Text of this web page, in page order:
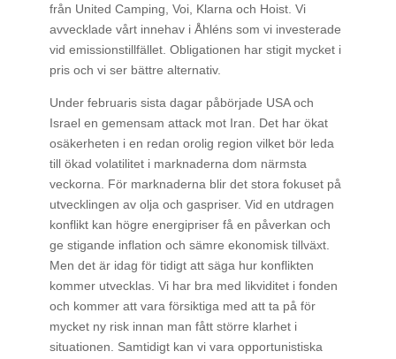
från United Camping, Voi, Klarna och Hoist. Vi
avvecklade vårt innehav i Åhléns som vi investerade
vid emissionstillfället. Obligationen har stigit mycket i
pris och vi ser bättre alternativ.
Under februaris sista dagar påbörjade USA och
Israel en gemensam attack mot Iran. Det har ökat
osäkerheten i en redan orolig region vilket bör leda
till ökad volatilitet i marknaderna dom närmsta
veckorna. För marknaderna blir det stora fokuset på
utvecklingen av olja och gaspriser. Vid en utdragen
konflikt kan högre energipriser få en påverkan och
ge stigande inflation och sämre ekonomisk tillväxt.
Men det är idag för tidigt att säga hur konflikten
kommer utvecklas. Vi har bra med likviditet i fonden
och kommer att vara försiktiga med att ta på för
mycket ny risk innan man fått större klarhet i
situationen. Samtidigt kan vi vara opportunistiska